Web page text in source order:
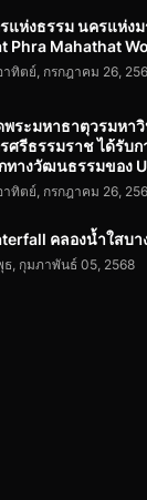
แห่งธรรม นครแห่ง
Phra Mahathat
ทิตย์, กรกฎาคม 26,
พระมหาธาตุวรมหาวิ
ศรีธรรมราช ได้รับ
ทางวัฒนธรรมของ
ทิตย์, กรกฎาคม 26,
คลองน้ำใสบา
ธ, กุมภาพันธ์ 05, 2568